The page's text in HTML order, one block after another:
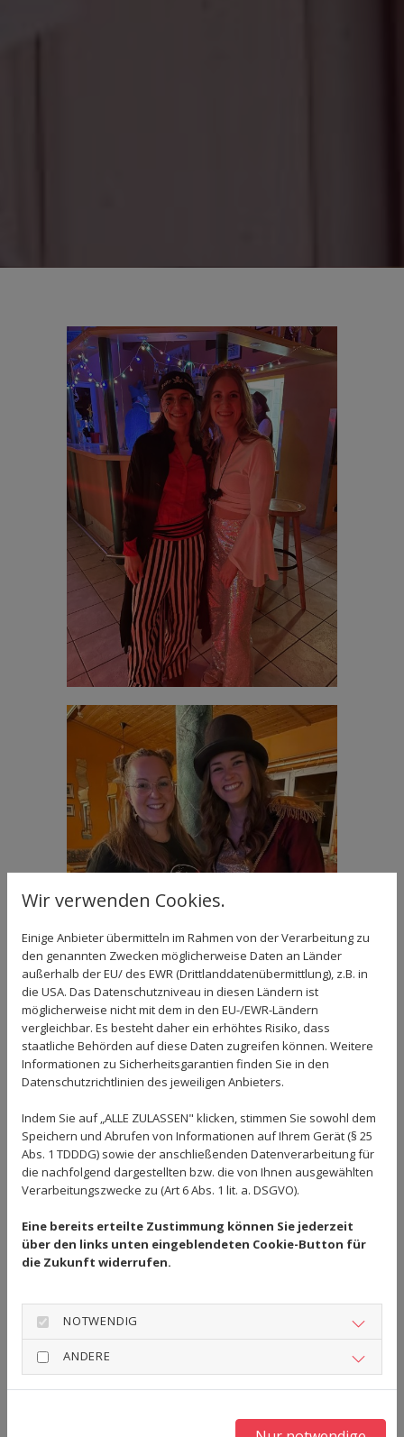
Wir verwenden Cookies.
Einige Anbieter übermitteln im Rahmen von der Verarbeitung zu
den genannten Zwecken möglicherweise Daten an Länder
außerhalb der EU/ des EWR (Drittlanddatenübermittlung), z.B. in
die USA. Das Datenschutzniveau in diesen Ländern ist
möglicherweise nicht mit dem in den EU-/EWR-Ländern
vergleichbar. Es besteht daher ein erhöhtes Risiko, dass
staatliche Behörden auf diese Daten zugreifen können. Weitere
Informationen zu Sicherheitsgarantien finden Sie in den
Datenschutzrichtlinien des jeweiligen Anbieters.
Indem Sie auf „ALLE ZULASSEN" klicken, stimmen Sie sowohl dem
Speichern und Abrufen von Informationen auf Ihrem Gerät (§ 25
Abs. 1 TDDDG) sowie der anschließenden Datenverarbeitung für
die nachfolgend dargestellten bzw. die von Ihnen ausgewählten
Verarbeitungszwecke zu (Art 6 Abs. 1 lit. a. DSGVO).
Eine bereits erteilte Zustimmung können Sie jederzeit
über den links unten eingeblendeten Cookie-Button für
die Zukunft widerrufen.
NOTWENDIG
ANDERE